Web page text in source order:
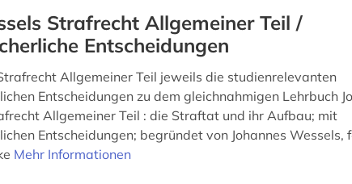
Strafrecht Allgemeiner Teil /
Entscheidungen
Allgemeiner Teil jeweils die studienrelevanten
Entscheidungen zu dem gleichnahmigen Lehrbuch
Allgemeiner Teil : die Straftat und ihr Aufbau; mit
Entscheidungen; begründet von Johannes Wessels,
Mehr Informationen